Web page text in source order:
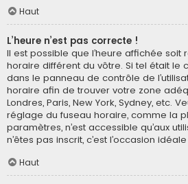
Haut
L’heure n’est pas correcte !
Il est possible que l’heure affichée soit
horaire différent du vôtre. Si tel était le
dans le panneau de contrôle de
horaire afin de trouver votre zone
Londres, Paris, New York, Sydney, etc.
réglage du fuseau horaire, comme la
paramètres, n’est accessible qu’aux
n’êtes pas inscrit, c’est l’occasion
Haut